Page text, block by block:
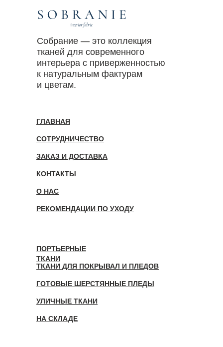
Собрание — это коллекция
тканей для современного
интерьера с приверженностью
к натуральным фактурам
и цветам.
ГЛАВНАЯ
СОТРУДНИЧЕСТВО
ЗАКАЗ И ДОСТАВКА
КОНТАКТЫ
О НАС
ПОРТЬЕРНЫЕ
ТКАНИ
ТКАНИ ДЛЯ ПОКРЫВАЛ И ПЛЕДОВ
ГОТОВЫЕ ШЕРСТЯННЫЕ ПЛЕДЫ
УЛИЧНЫЕ ТКАНИ
НА СКЛАДЕ
РЕКОМЕНДАЦИИ ПО УХОДУ